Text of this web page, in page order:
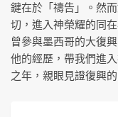
鍵在於「禱告」。然
切，進入神榮耀的同在
曾參與墨西哥的大復
他的經歷，帶我們進
之年，親眼見證復興